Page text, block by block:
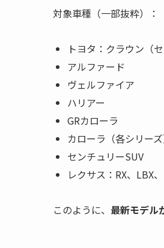
対象車種（一部抜粋）：
トヨタ：クラウン（
アルファード
ヴェルファイア
ハリアー
GRカローラ
カローラ（各シリーズ
センチュリーSUV
レクサス：RX、LBX
このように、 最新モデル